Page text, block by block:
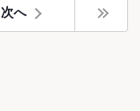
次へ